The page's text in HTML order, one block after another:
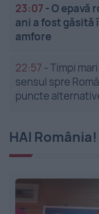
23:07 -O epavă
ani a fost găsită
amfore
22:57 -Timpi
sensul spre
puncte
HAI România!